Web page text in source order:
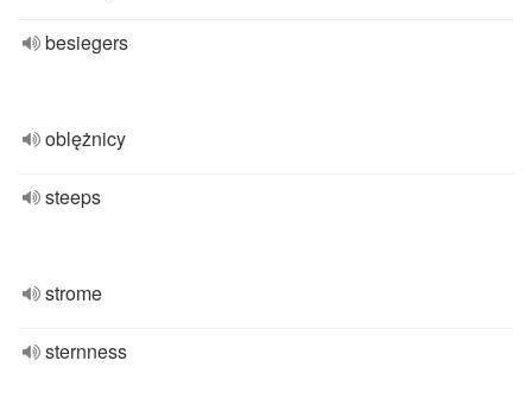
besiegers
oblężnicy
steeps
strome
sternness